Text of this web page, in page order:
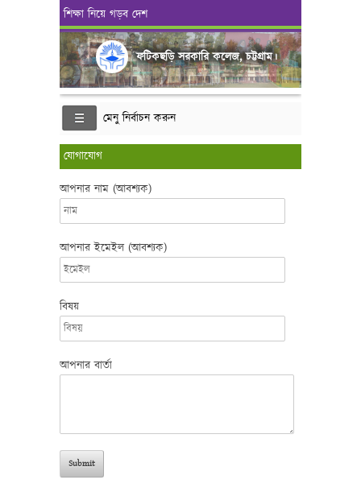
শিক্ষা নিয়ে গড়ব দেশ
ফটিকছড়ি সরকারি কলেজ, চট্টগ্রাম।
মেনু নির্বাচন করুন
যোগাযোগ
আপনার নাম (আবশ্যক)
আপনার ইমেইল (আবশ্যক)
বিষয়
আপনার বার্তা